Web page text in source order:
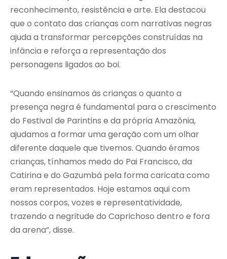
reconhecimento, resistência e arte. Ela destacou
que o contato das crianças com narrativas negras
ajuda a transformar percepções construídas na
infância e reforça a representação dos
personagens ligados ao boi.
“Quando ensinamos às crianças o quanto a
presença negra é fundamental para o crescimento
do Festival de Parintins e da própria Amazônia,
ajudamos a formar uma geração com um olhar
diferente daquele que tivemos. Quando éramos
crianças, tínhamos medo do Pai Francisco, da
Catirina e do Gazumbá pela forma caricata como
eram representados. Hoje estamos aqui com
nossos corpos, vozes e representatividade,
trazendo a negritude do Caprichoso dentro e fora
da arena”, disse.